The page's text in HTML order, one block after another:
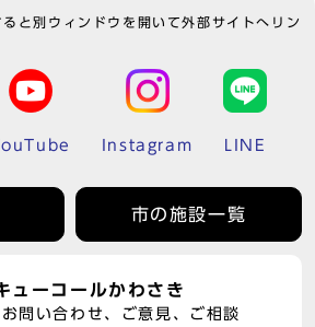
と別ウィンドウを開いて外部サイトへリン
Instagram LINE
市の施設一覧
ューコールかわさき
問い合わせ、ご意見、ご相談